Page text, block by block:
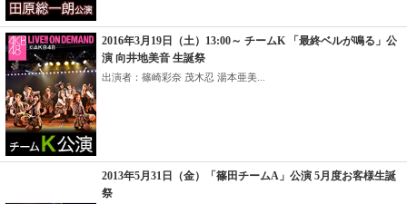
2016年3月19日（土）13:00～ チームK 「最終ベルが鳴る」公
演 向井地美音 生誕祭
出演者：篠崎彩奈 茂木忍 湯本亜美...
2013年5月31日（金）「篠田チームA」公演 5月度お客様生誕
祭